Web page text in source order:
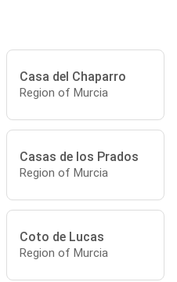
Casa del Chaparro
Region of Murcia
Casas de los Prados
Region of Murcia
Coto de Lucas
Region of Murcia